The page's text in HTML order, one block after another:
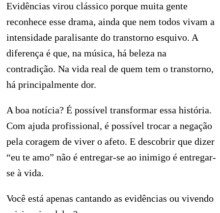
Evidências virou clássico porque muita gente
reconhece esse drama, ainda que nem todos vivam a
intensidade paralisante do transtorno esquivo. A
diferença é que, na música, há beleza na
contradição. Na vida real de quem tem o transtorno,
há principalmente dor.
A boa notícia? É possível transformar essa história.
Com ajuda profissional, é possível trocar a negação
pela coragem de viver o afeto. E descobrir que dizer
“eu te amo” não é entregar-se ao inimigo é entregar-
se à vida.
Você está apenas cantando as evidências ou vivendo